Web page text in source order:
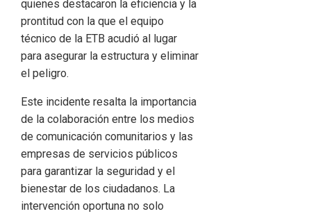
quienes destacaron la eficiencia y la
prontitud con la que el equipo
técnico de la ETB acudió al lugar
para asegurar la estructura y eliminar
el peligro.
Este incidente resalta la importancia
de la colaboración entre los medios
de comunicación comunitarios y las
empresas de servicios públicos
para garantizar la seguridad y el
bienestar de los ciudadanos. La
intervención oportuna no solo